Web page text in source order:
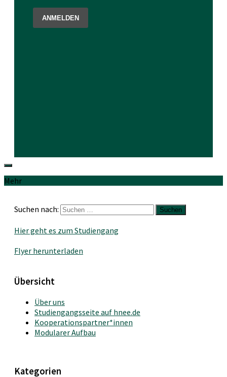
Mehr
Suchen nach:
Hier geht es zum Studiengang
Flyer herunterladen
Übersicht
Über uns
Studiengangsseite auf hnee.de
Kooperationspartner*innen
Modularer Aufbau
Kategorien